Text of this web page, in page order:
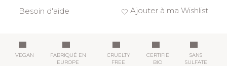
Ajouter à ma Wishlist
Besoin d'aide
VEGAN
FABRIQUÉ EN
EUROPE
CRUELTY
FREE
CERTIFIÉ
BIO
SANS
SULFATE